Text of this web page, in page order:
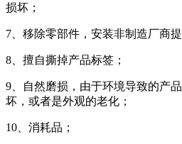
损坏；
7、移除零部件，安装非制造厂商
8、擅自撕掉产品标签；
9、自然磨损，由于环境导致的产
坏，或者是外观的老化；
10、消耗品；